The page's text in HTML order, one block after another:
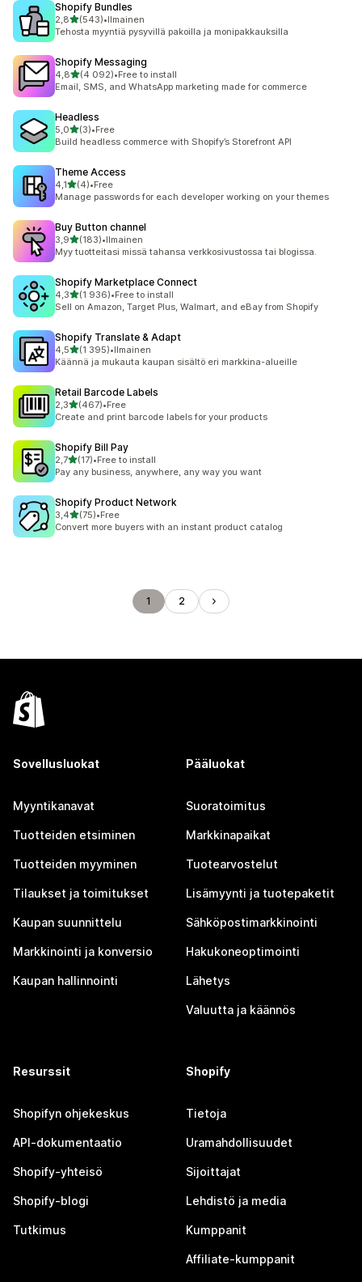
Shopify Bundles
2,8/ 5 tähteä
(543)
543 arvostelua yhteensä
•Ilmainen
Tehosta myyntiä pysyvillä pakoilla ja monipakkauksilla
Shopify Messaging
4,8/ 5 tähteä
(4 092)
4092 arvostelua yhteensä
•Free to install
Email, SMS, and WhatsApp marketing made for commerce
Headless
5,0/ 5 tähteä
(3)
3 arvostelua yhteensä
•Free
Build headless commerce with Shopify’s Storefront API
Theme Access
4,1/ 5 tähteä
(4)
4 arvostelua yhteensä
•Free
Manage passwords for each developer working on your themes
Buy Button channel
3,9/ 5 tähteä
(183)
183 arvostelua yhteensä
•Ilmainen
Myy tuotteitasi missä tahansa verkkosivustossa tai blogissa.
Shopify Marketplace Connect
4,3/ 5 tähteä
(1 936)
1936 arvostelua yhteensä
•Free to install
Sell on Amazon, Target Plus, Walmart, and eBay from Shopify
Shopify Translate & Adapt
4,5/ 5 tähteä
(1 395)
1395 arvostelua yhteensä
•Ilmainen
Käännä ja mukauta kaupan sisältö eri markkina-alueille
Retail Barcode Labels
2,3/ 5 tähteä
(467)
467 arvostelua yhteensä
•Free
Create and print barcode labels for your products
Shopify Bill Pay
2,7/ 5 tähteä
(17)
17 arvostelua yhteensä
•Free to install
Pay any business, anywhere, any way you want
Shopify Product Network
3,4/ 5 tähteä
(75)
75 arvostelua yhteensä
•Free
Convert more buyers with an instant product catalog
1 2
Sovellusluokat
Myyntikanavat
Tuotteiden etsiminen
Tuotteiden myyminen
Tilaukset ja toimitukset
Kaupan suunnittelu
Markkinointi ja konversio
Kaupan hallinnointi
Pääluokat
Suoratoimitus
Markkinapaikat
Tuotearvostelut
Lisämyynti ja tuotepaketit
Sähköpostimarkkinointi
Hakukoneoptimointi
Lähetys
Valuutta ja käännös
Resurssit
Shopifyn ohjekeskus
API-dokumentaatio
Shopify-yhteisö
Shopify-blogi
Tutkimus
Shopify
Tietoja
Uramahdollisuudet
Sijoittajat
Lehdistö ja media
Kumppanit
Affiliate-kumppanit